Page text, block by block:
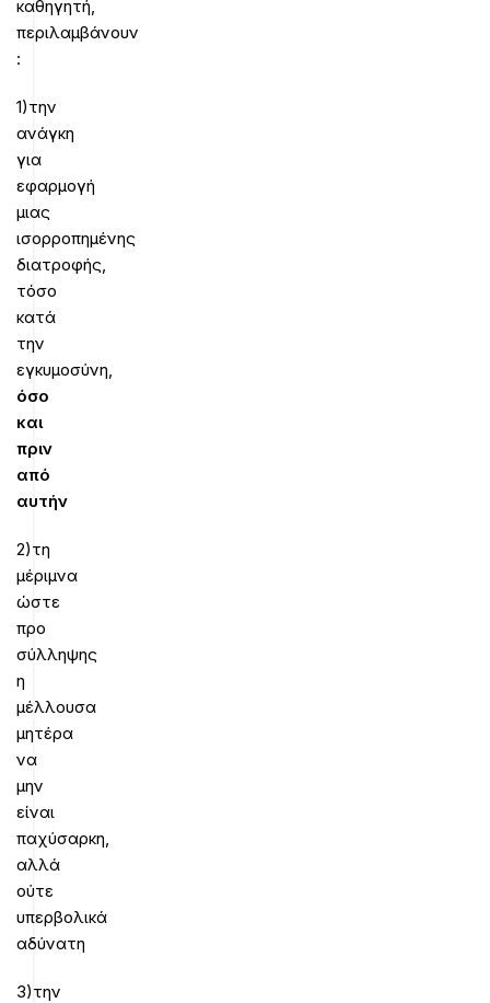
καθηγητή,
περιλαμβάνουν
:
1)την
ανάγκη
για
εφαρμογή
μιας
ισορροπημένης
διατροφής,
τόσο
κατά
την
εγκυμοσύνη,
όσο
και
πριν
από
αυτήν
2)τη
μέριμνα
ώστε
προ
σύλληψης
η
μέλλουσα
μητέρα
να
μην
είναι
παχύσαρκη,
αλλά
ούτε
υπερβολικά
αδύνατη
3)την